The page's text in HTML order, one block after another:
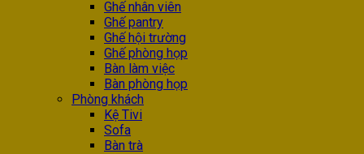
Ghế nhân viên
Ghế pantry
Ghế hội trường
Ghế phòng họp
Bàn làm việc
Bàn phòng họp
Phòng khách
Kệ Tivi
Sofa
Bàn trà